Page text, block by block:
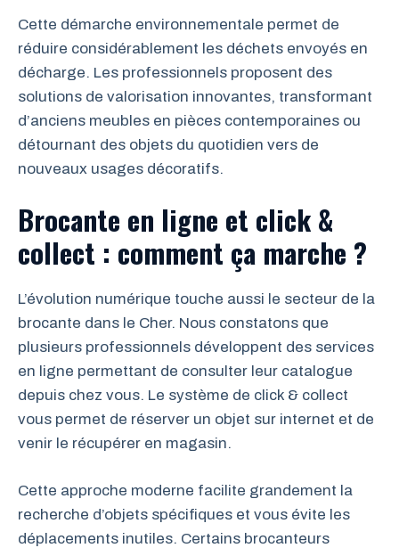
Cette démarche environnementale permet de
réduire considérablement les déchets envoyés en
décharge. Les professionnels proposent des
solutions de valorisation innovantes, transformant
d’anciens meubles en pièces contemporaines ou
détournant des objets du quotidien vers de
nouveaux usages décoratifs.
Brocante en ligne et click &
collect : comment ça marche ?
L’évolution numérique touche aussi le secteur de la
brocante dans le Cher. Nous constatons que
plusieurs professionnels développent des services
en ligne permettant de consulter leur catalogue
depuis chez vous. Le système de click & collect
vous permet de réserver un objet sur internet et de
venir le récupérer en magasin.
Cette approche moderne facilite grandement la
recherche d’objets spécifiques et vous évite les
déplacements inutiles. Certains brocanteurs